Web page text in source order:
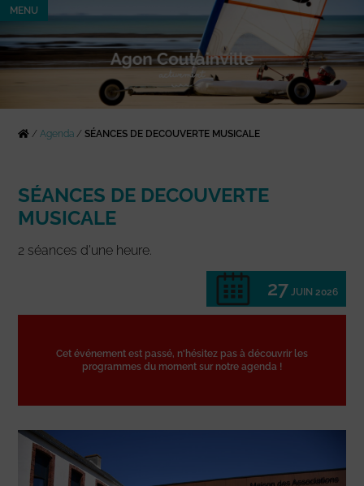
MENU
/Agenda /SÉANCES DE DECOUVERTE MUSICALE
SÉANCES DE DECOUVERTE
MUSICALE
2 séances d'une heure.
27 JUIN 2026
Cet événement est passé, n'hésitez pas à découvrir les
programmes du moment sur notre agenda !